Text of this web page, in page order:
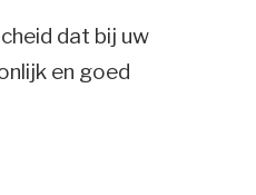
dat bij uw
en goed